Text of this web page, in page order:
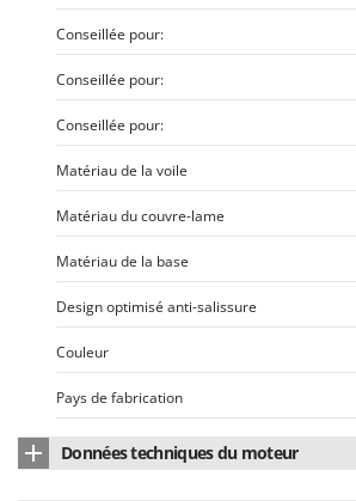
Stocker
Sunseeker
Tecla
Tellarini Pompe
Telwin
Tenco
Tineco
Titania
Tornado
Tre Spade
Trev - Abrek - TecnoVIR
Conseillée pour:
Conseillée pour:
Conseillée pour:
Matériau de la voile
Matériau du couvre-lame
Matériau de la base
Design optimisé anti-salissure
Couleur
Pays de fabrication
Données techniques du moteur